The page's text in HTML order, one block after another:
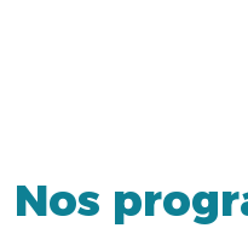
Nos